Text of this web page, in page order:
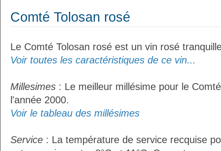
Comté Tolosan rosé
Le Comté Tolosan rosé est un vin rosé
Voir toutes les caractéristiques de ce vin...
Millesimes : Le meilleur millésime pour le
l'année 2000.
Voir le tableau des millésimes
Service : La température de service recquise